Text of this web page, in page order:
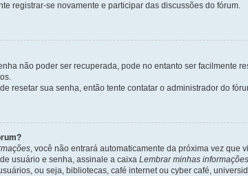
registrar-se novamente e participar das discussões do fórum.
não poder ser recuperada, pode no entanto ser facilmente
resetar sua senha, então tente contatar o administrador do
, você não entrará automaticamente da próxima vez que
usuário e senha, assinale a caixa Lembrar minhas informações
ou seja, bibliotecas, café internet ou cyber café,